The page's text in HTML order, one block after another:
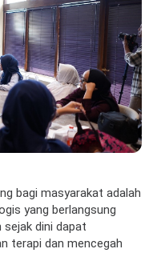
bagi masyarakat adalah
yang berlangsung
dini dapat
terapi dan mencegah